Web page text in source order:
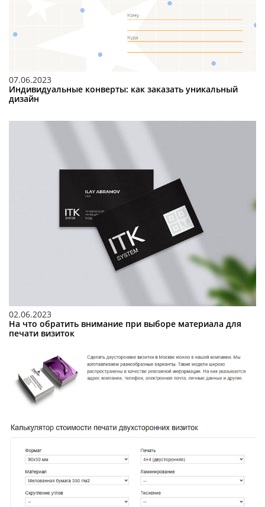
07.06.2023
Индивидуальные конверты: как заказать уникальный
дизайн
02.06.2023
На что обратить внимание при выборе материала для
печати визиток